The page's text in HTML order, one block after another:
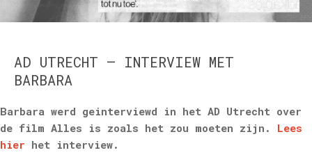
AD UTRECHT – INTERVIEW MET
BARBARA
Barbara werd geinterviewd in het AD Utrecht over
de film Alles is zoals het zou moeten zijn. Lees
hier het interview.